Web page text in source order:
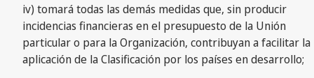
iv) tomará todas las demás medidas que, sin producir
incidencias financieras en el presupuesto de la Unión
particular o para la Organización, contribuyan a facilitar la
aplicación de la Clasificación por los países en desarrollo;